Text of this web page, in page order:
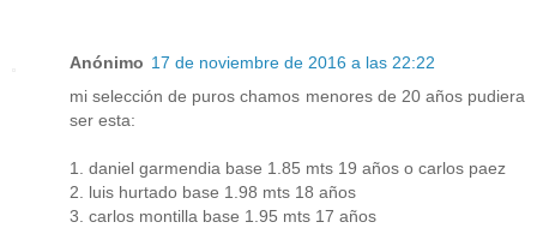
Anónimo 17 de noviembre de 2016 a las 22:22
mi selección de puros chamos menores de 20 años pudiera
ser esta:
1. daniel garmendia base 1.85 mts 19 años o carlos paez
2. luis hurtado base 1.98 mts 18 años
3. carlos montilla base 1.95 mts 17 años